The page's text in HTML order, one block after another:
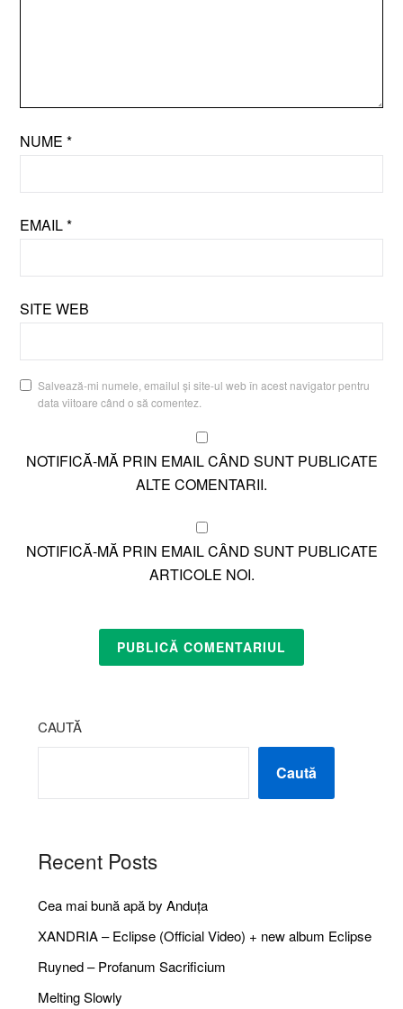
NUME*
EMAIL*
SITE WEB
Salvează-mi numele, emailul și site-ul web în acest navigator pentru
data viitoare când o să comentez.
NOTIFICĂ-MĂ PRIN EMAIL CÂND SUNT PUBLICATE
ALTE COMENTARII.
NOTIFICĂ-MĂ PRIN EMAIL CÂND SUNT PUBLICATE
ARTICOLE NOI.
CAUTĂ
Caută
Recent Posts
Cea mai bună apă by Anduța
XANDRIA – Eclipse (Official Video) + new album Eclipse
Ruyned – Profanum Sacrificium
Melting Slowly